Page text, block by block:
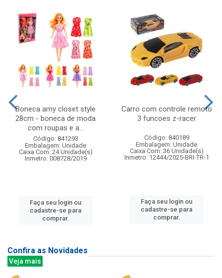
Boneca amy closet style
28cm - boneca de moda
com roupas e a...
Código: 841293
Embalagem: Unidade
Caixa Com: 24 Unidade(s)
Inmetro: 008728/2019
Faça seu login ou
cadastre-se para
comprar.
Carro com controle remoto
3 funcoes z-racer
Código: 840189
Embalagem: Unidade
Caixa Com: 36 Unidade(s)
Inmetro: 12444/2025-BRI-TR-1
Faça seu login ou
cadastre-se para
comprar.
Confira as Novidades
Veja mais